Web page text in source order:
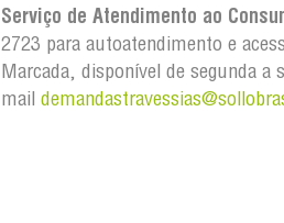
Serviço de Atendimento ao
2723 para autoatendimento e
Marcada, disponível de segunda a
mail